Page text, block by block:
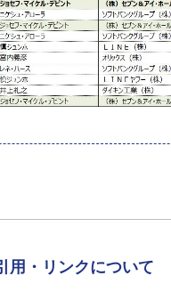
用・リンクについて